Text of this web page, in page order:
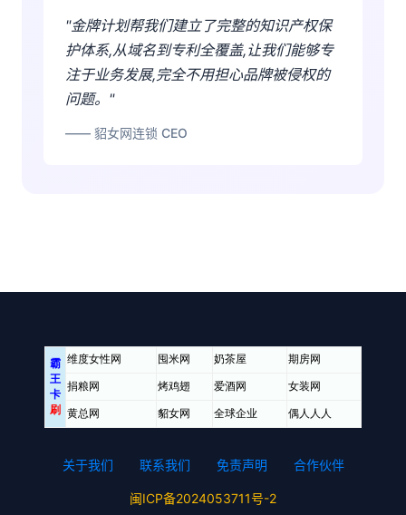
"金牌计划帮我们建立了完整的知识产权保
护体系,从域名到专利全覆盖,让我们能够专
注于业务发展,完全不用担心品牌被侵权的
问题。"
—— 貂女网连锁 CEO
关于我们 联系我们 免责声明 合作伙伴
闽ICP备2024053711号-2